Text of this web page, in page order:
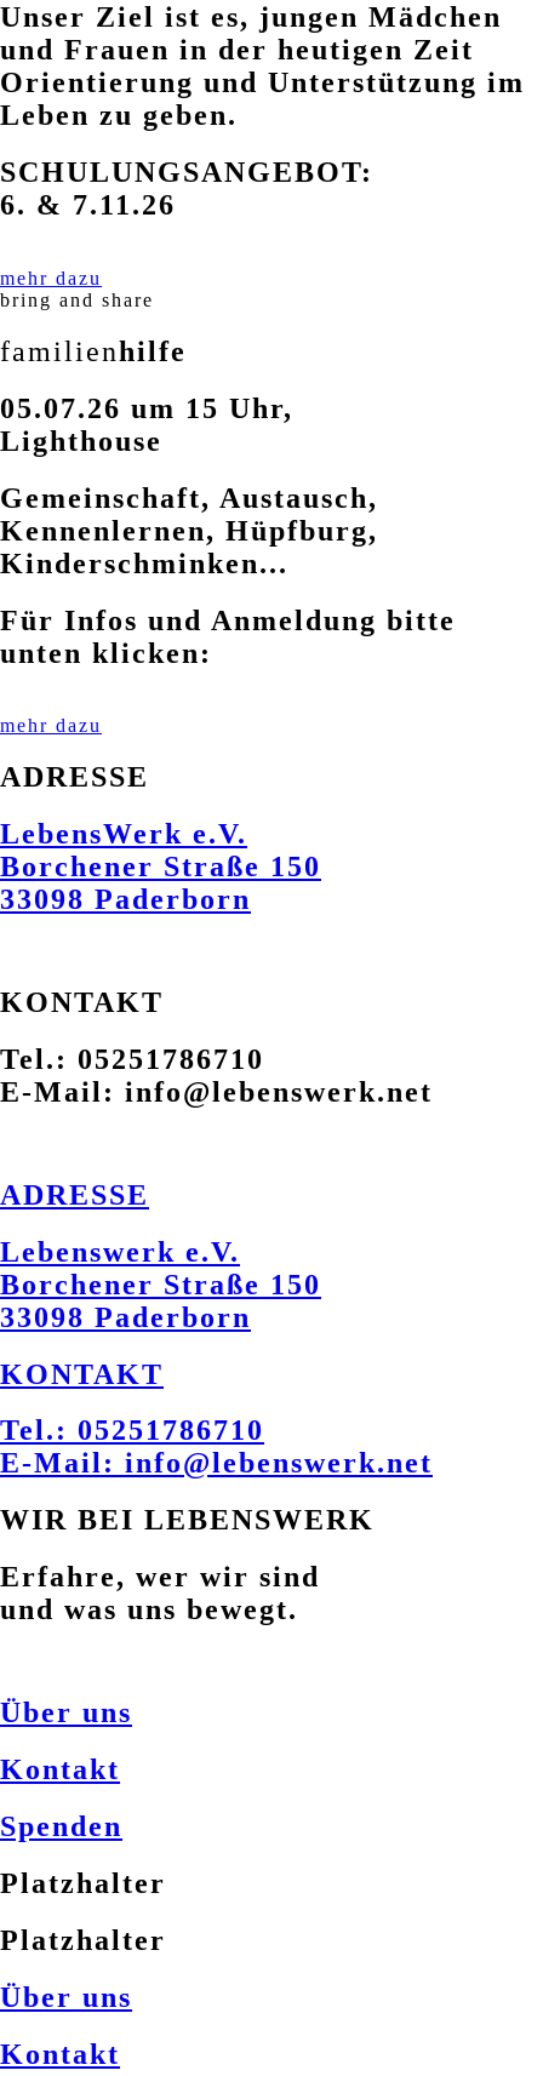
Unser Ziel ist es, jungen Mädchen
und Frauen in der heutigen Zeit
Orientierung und Unterstützung im
Leben zu geben.
SCHULUNGSANGEBOT:
6. & 7.11.26
mehr dazu
bring and share
familienhilfe
05.07.26 um 15 Uhr,
Lighthouse
Gemeinschaft, Austausch,
Kennenlernen, Hüpfburg,
Kinderschminken...
Für Infos und Anmeldung bitte
unten klicken:
mehr dazu
ADRESSE
LebensWerk e.V.
Borchener Straße 150
33098 Paderborn
KONTAKT
Tel.: 05251786710
E-Mail: info@lebenswerk.net
ADRESSE
Lebenswerk e.V.
Borchener Straße 150
33098 Paderborn
KONTAKT
Tel.: 05251786710
E-Mail: info@lebenswerk.net
WIR BEI LEBENSWERK
Erfahre, wer wir sind
und was uns bewegt.
Über uns
Kontakt
Spenden
Platzhalter
Platzhalter
Über uns
Kontakt